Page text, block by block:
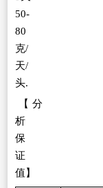
50-
80
克/
天/
头.
【 分
析
保
证
值 】